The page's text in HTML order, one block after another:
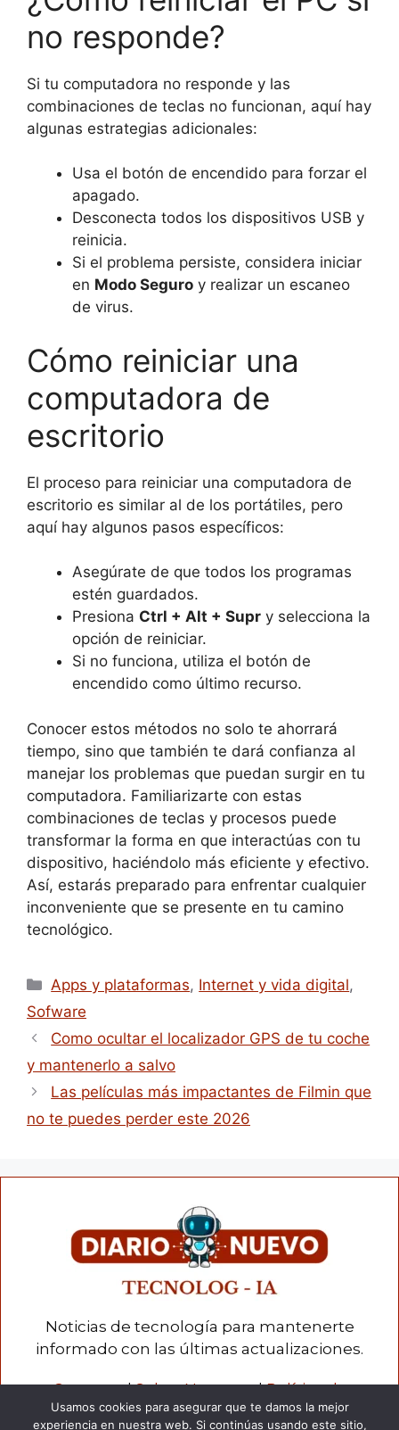
no responde?
Si tu computadora no responde y las
combinaciones de teclas no funcionan, aquí hay
algunas estrategias adicionales:
Usa el botón de encendido para forzar el
apagado.
Desconecta todos los dispositivos USB y
reinicia.
Si el problema persiste, considera iniciar
en Modo Seguro y realizar un escaneo
de virus.
Cómo reiniciar una
computadora de
escritorio
El proceso para reiniciar una computadora de
escritorio es similar al de los portátiles, pero
aquí hay algunos pasos específicos:
Asegúrate de que todos los programas
estén guardados.
Presiona Ctrl + Alt + Supr y selecciona la
opción de reiniciar.
Si no funciona, utiliza el botón de
encendido como último recurso.
Conocer estos métodos no solo te ahorrará
tiempo, sino que también te dará confianza al
manejar los problemas que puedan surgir en tu
computadora. Familiarizarte con estas
combinaciones de teclas y procesos puede
transformar la forma en que interactúas con tu
dispositivo, haciéndolo más eficiente y efectivo.
Así, estarás preparado para enfrentar cualquier
inconveniente que se presente en tu camino
tecnológico.
Apps y plataformas, Internet y vida digital,
Sofware
Como ocultar el localizador GPS de tu coche
y mantenerlo a salvo
Las películas más impactantes de Filmin que
no te puedes perder este 2026
Noticias de tecnología para mantenerte
informado con las últimas actualizaciones.
Contacto|Sobre Nosotros|Política de
privacidad|Términos y condiciones|Cookies
Usamos cookies para asegurar que te damos la mejor
experiencia en nuestra web. Si continúas usando este sitio,